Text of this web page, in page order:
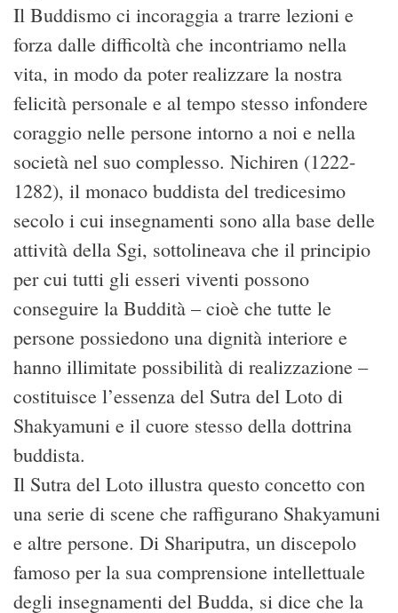
Il Buddismo ci incoraggia a trarre lezioni e
forza dalle difficoltà che incontriamo nella
vita, in modo da poter realizzare la nostra
felicità personale e al tempo stesso infondere
coraggio nelle persone intorno a noi e nella
società nel suo complesso. Nichiren (1222-
1282), il monaco buddista del tredicesimo
secolo i cui insegnamenti sono alla base delle
attività della Sgi, sottolineava che il principio
per cui tutti gli esseri viventi possono
conseguire la Buddità – cioè che tutte le
persone possiedono una dignità interiore e
hanno illimitate possibilità di realizzazione –
costituisce l’essenza del Sutra del Loto di
Shakyamuni e il cuore stesso della dottrina
buddista.
Il Sutra del Loto illustra questo concetto con
una serie di scene che raffigurano Shakyamuni
e altre persone. Di Shariputra, un discepolo
famoso per la sua comprensione intellettuale
degli insegnamenti del Budda, si dice che la